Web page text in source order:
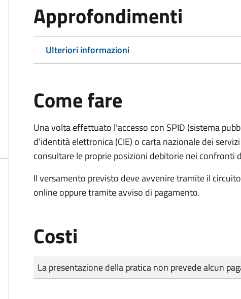
Approfondimenti
Ulteriori informazioni
Come fare
Una volta effettuato l'accesso con SPID (sistema
d’identità elettronica (CIE) o carta nazionale dei
consultare le proprie posizioni debitorie nei confronti
Il versamento previsto deve avvenire tramite il
online oppure tramite avviso di pagamento.
Costi
Tipo di pagamento
Importo
La presentazione della pratica non prevede alcun